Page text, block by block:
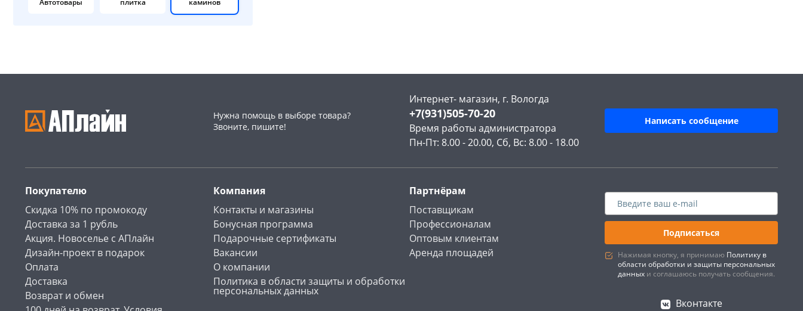
Нужна помощь в выборе товара?
Звоните, пишите!
Интернет- магазин, г. Вологда
+7(931)505-70-20
Время работы администратора
Пн-Пт: 8.00 - 20.00, Сб, Вс: 8.00 - 18.00
Написать сообщение
Покупателю
Скидка 10% по промокоду
Доставка за 1 рубль
Акция. Новоселье с АПлайн
Дизайн-проект в подарок
Оплата
Доставка
Возврат и обмен
Компания
Контакты и магазины
Бонусная программа
Подарочные сертификаты
Вакансии
О компании
Политика в области защиты и обработки
персональных данных
Партнёрам
Поставщикам
Профессионалам
Оптовым клиентам
Аренда площадей
Подписаться
Нажимая кнопку, я принимаю Политику в
области обработки и защиты персональных
данных и соглашаюсь получать сообщения.
Вконтакте
раз в 2 недели